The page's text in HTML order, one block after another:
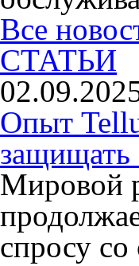
Все
СТАТЬИ
Опыт
защищать
Мировой
спросу